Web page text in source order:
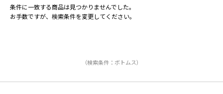
条件に一致する商品は見つかりませんでした。
お手数ですが、検索条件を変更してください。
（検索条件：ボトムス）